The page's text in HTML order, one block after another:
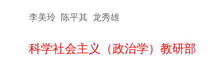
李美玲 陈平其 龙秀雄
科学社会主义（政治学）教研部